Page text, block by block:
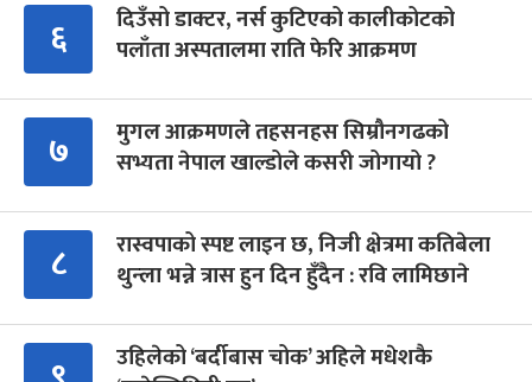
६
दिउँसो डाक्टर, नर्स कुटिएको कालीकोटको
पलाँता अस्पतालमा राति फेरि आक्रमण
७
मुगल आक्रमणले तहसनहस सिम्रौनगढको
सभ्यता नेपाल खाल्डोले कसरी जोगायो ?
८
रास्वपाको स्पष्ट लाइन छ, निजी क्षेत्रमा कतिबेला
थुन्ला भन्ने त्रास हुन दिन हुँदैन : रवि लामिछाने
उहिलेको ‘बर्दीबास चोक’ अहिले मधेशकै